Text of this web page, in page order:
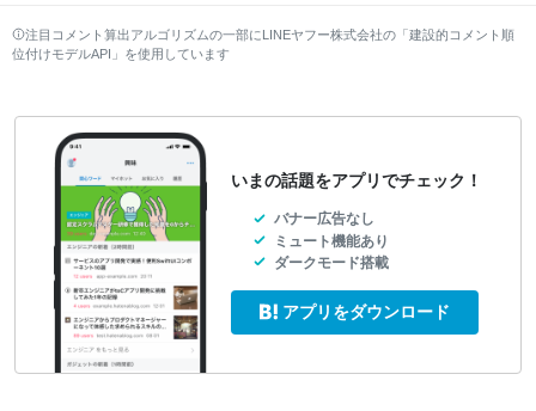
注目コメント算出アルゴリズムの一部にLINEヤフー株式会社の「建設的コメント順
位付けモデルAPI」を使用しています
いまの話題をアプリでチェック！
バナー広告なし
ミュート機能あり
ダークモード搭載
アプリをダウンロード